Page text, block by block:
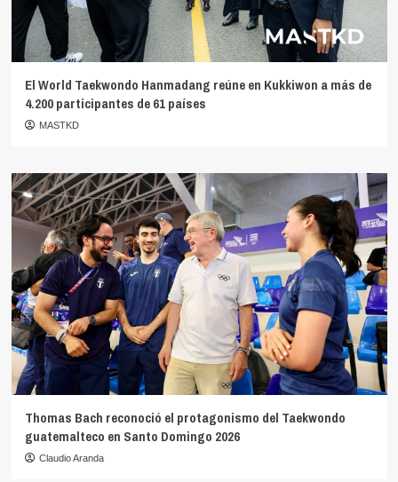
El World Taekwondo Hanmadang reúne en Kukkiwon a más de
4.200 participantes de 61 países
MASTKD
Thomas Bach reconoció el protagonismo del Taekwondo
guatemalteco en Santo Domingo 2026
Claudio Aranda